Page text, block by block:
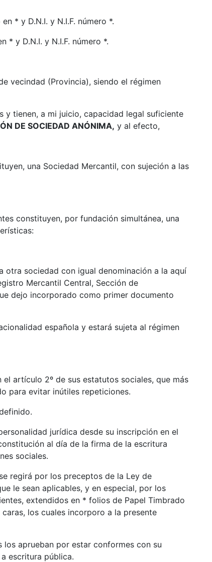
* y D.N.I. y N.I.F. número *.
* y D.N.I. y N.I.F. número *.
vecindad (Provincia), siendo el régimen
y tienen, a mi juicio, capacidad legal suficiente
DE SOCIEDAD ANÓNIMA, y al efecto,
una Sociedad Mercantil, con sujeción a las
constituyen, por fundación simultánea, una
otra sociedad con igual denominación a la aquí
Mercantil Central, Sección de
dejo incorporado como primer documento
española y estará sujeta al régimen
artículo 2º de sus estatutos sociales, que más
para evitar inútiles repeticiones.
jurídica desde su inscripción en el
al día de la firma de la escritura
sociales.
regirá por los preceptos de la Ley de
le sean aplicables, y en especial, por los
extendidos en * folios de Papel Timbrado
los cuales incorporo a la presente
aprueban por estar conformes con su
escritura pública.